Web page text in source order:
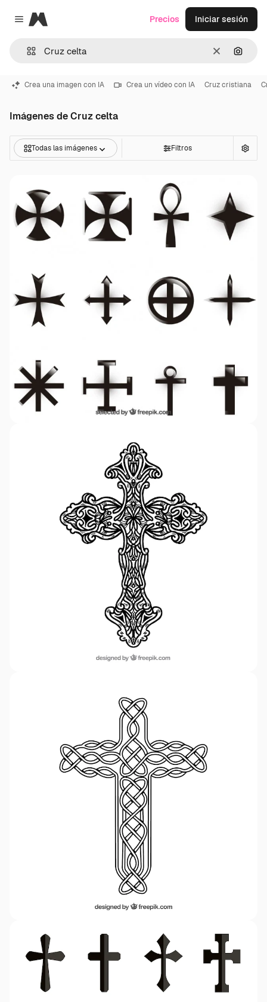
Close menu
Magnific
Borrar
Precios Iniciar sesión
Crea una imagen con IA Crea un vídeo con IA Cruz cristiana
Imágenes de Cruz celta
Todas las imágenes Filtros